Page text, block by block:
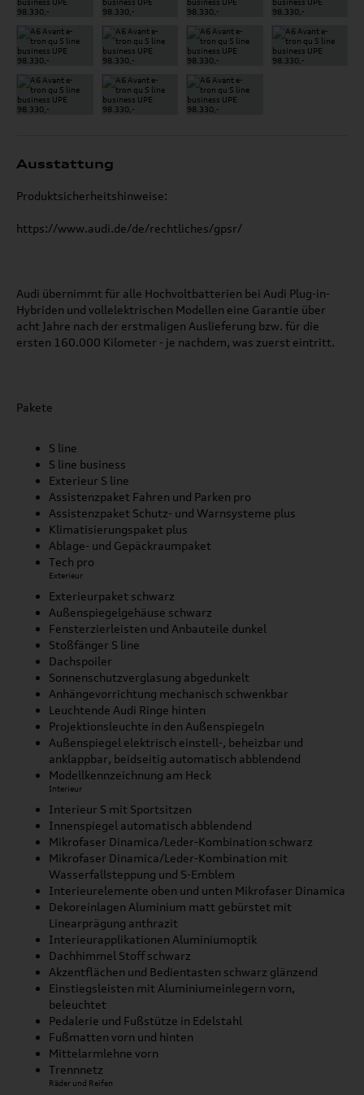
Ausstattung
Produktsicherheitshinweise:
https://www.audi.de/de/rechtliches/gpsr/
Audi übernimmt für alle Hochvoltbatterien bei Audi Plug-in-
Hybriden und vollelektrischen Modellen eine Garantie über
acht Jahre nach der erstmaligen Auslieferung bzw. für die
ersten 160.000 Kilometer - je nachdem, was zuerst eintritt.
Pakete
S line
S line business
Exterieur S line
Assistenzpaket Fahren und Parken pro
Assistenzpaket Schutz- und Warnsysteme plus
Klimatisierungspaket plus
Ablage- und Gepäckraumpaket
Tech pro
Exterieur
Exterieurpaket schwarz
Außenspiegelgehäuse schwarz
Fensterzierleisten und Anbauteile dunkel
Stoßfänger S line
Dachspoiler
Sonnenschutzverglasung abgedunkelt
Anhängevorrichtung mechanisch schwenkbar
Leuchtende Audi Ringe hinten
Projektionsleuchte in den Außenspiegeln
Außenspiegel elektrisch einstell-, beheizbar und
anklappbar, beidseitig automatisch abblendend
Modellkennzeichnung am Heck
Interieur
Interieur S mit Sportsitzen
Innenspiegel automatisch abblendend
Mikrofaser Dinamica/Leder-Kombination schwarz
Mikrofaser Dinamica/Leder-Kombination mit
Wasserfallsteppung und S-Emblem
Interieurelemente oben und unten Mikrofaser Dinamica
Dekoreinlagen Aluminium matt gebürstet mit
Linearprägung anthrazit
Interieurapplikationen Aluminiumoptik
Dachhimmel Stoff schwarz
Akzentflächen und Bedientasten schwarz glänzend
Einstiegsleisten mit Aluminiumeinlegern vorn,
beleuchtet
Pedalerie und Fußstütze in Edelstahl
Fußmatten vorn und hinten
Mittelarmlehne vorn
Trennnetz
Räder und Reifen